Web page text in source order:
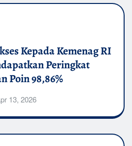
Kepada Kemenag RI
Peringkat
Poin 98,86%
13, 2026